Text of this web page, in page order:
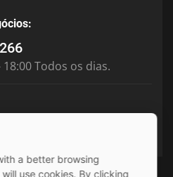
Todos os dias.
a better browsing
use cookies. By clicking